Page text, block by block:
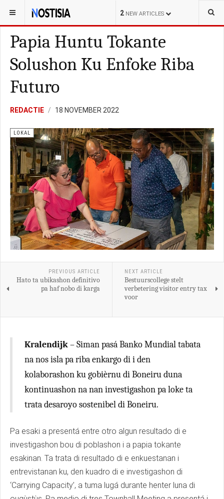
2 NEW ARTICLES
YOU ARE HERE: BONAIRE LOKAL
Papia Huntu Tokante
Solushon Ku Enfoke Riba
Futuro
REDACTIE 18 NOVEMBER 2022
LOKAL
PREVIOUS ARTICLE
Hato ta ubikashon definitivo
pa haf nobo di karga
NEXT ARTICLE
Bestuurscollege stelt
verbetering visitor entry tax
voor
Kralendijk– Siman pasá Banko Mundial tabata
na nos isla pa riba enkargo di i den
kolaborashon ku gobièrnu di Boneiru duna
kontinuashon na nan investigashon pa loke ta
trata desaroyo sostenibel di Boneiru.
Pa esaki a presentá entre otro algun resultado di e
investigashon bou di poblashon i a papia tokante
esakinan. Ta trata di resultado di e enkuestanan i
entrevistanan ku, den kuadro di e investigashon di
‘Carrying Capacity’, a tuma lugá durante henter luna di